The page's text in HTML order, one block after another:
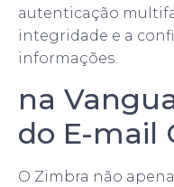
autenticação
integridade e a
informações.
na
do E-mail
O Zimbra não